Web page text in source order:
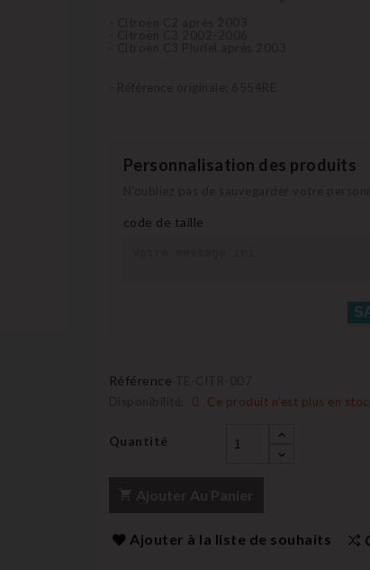
Personnalisation des produits
code de taille
Référence
Ce produit n’est plus en
Quantité
Ajouter à la liste de souhaits